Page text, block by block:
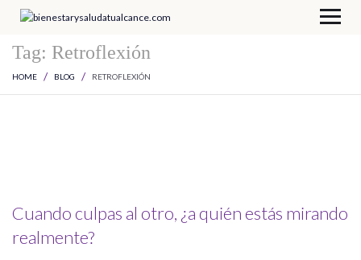
Tag: Retroflexión
HOME BLOG RETROFLEXIÓN
Cuando culpas al otro, ¿a quién estás mirando
realmente?